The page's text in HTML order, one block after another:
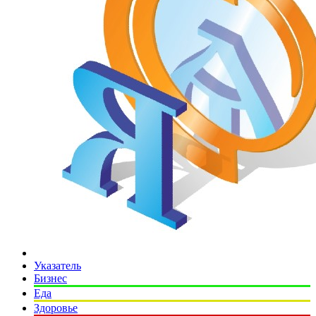
Указатель
Бизнес
Еда
Здоровье